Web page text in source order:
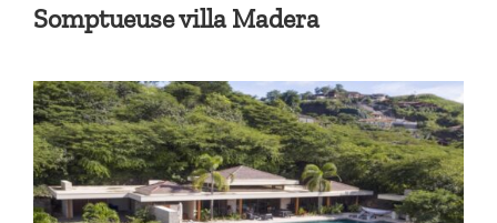
Somptueuse villa Madera